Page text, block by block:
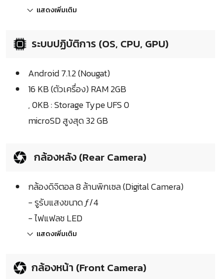
แสดงเพิ่มเติม
ระบบปฏิบัติการ (OS, CPU, GPU)
Android 7.1.2 (Nougat)
16 KB (ตัวเครื่อง) RAM 2GB
, 0KB : Storage Type UFS 0
microSD สูงสุด 32 GB
กล้องหลัง (Rear Camera)
กล้องดิจิตอล 8 ล้านพิกเซล (Digital Camera)
- รูรับแสงขนาด ƒ/4
- ไฟแฟลช LED
แสดงเพิ่มเติม
กล้องหน้า (Front Camera)